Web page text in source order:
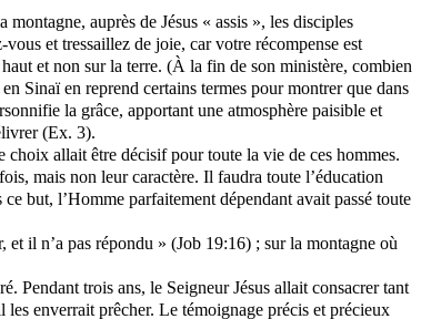
auprès de Jésus « assis », les disciples
et tressaillez de joie, car votre récompense est
et non sur la terre. (À la fin de son ministère, combien
Sinaï en reprend certains termes pour montrer que dans
la grâce, apportant une atmosphère paisible et
(Ex. 3).
allait être décisif pour toute la vie de ces hommes.
mais non leur caractère. Il faudra toute l’éducation
but, l’Homme parfaitement dépendant avait passé toute
il n’a pas répondu » (Job 19:16) ; sur la montagne où
Pendant trois ans, le Seigneur Jésus allait consacrer tant
enverrait prêcher. Le témoignage précis et précieux